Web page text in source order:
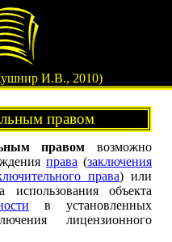
И.В., 2010)
правом
правом возможно
права (заключения
права) или
использования объекта
в установленных
лицензионного